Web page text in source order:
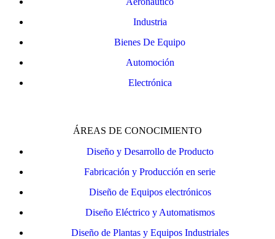
Industria
Bienes De Equipo
Automoción
Electrónica
ÁREAS DE CONOCIMIENTO
Diseño y Desarrollo de Producto
Fabricación y Producción en serie
Diseño de Equipos electrónicos
Diseño Eléctrico y Automatismos
Diseño de Plantas y Equipos Industriales